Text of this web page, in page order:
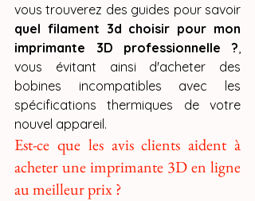
quel filament 3d choisir pour mon
imprimante 3D professionnelle ?,
vous évitant ainsi d'acheter des
bobines incompatibles avec les
spécifications thermiques de votre
nouvel appareil.
Est-ce que les avis clients aident à
acheter une imprimante 3D en ligne
au meilleur prix ?